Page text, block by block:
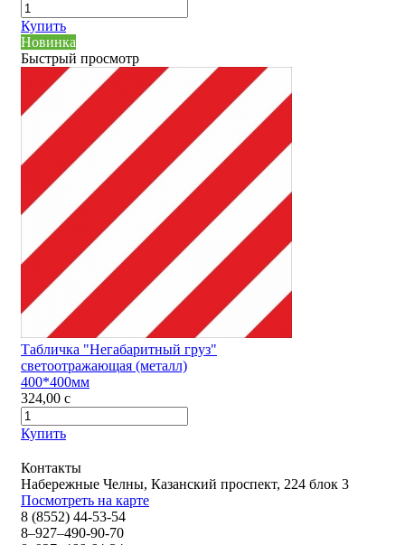
Купить
Новинка
Быстрый просмотр
Табличка "Негабаритный груз"
светоотражающая (металл)
400*400мм
324,00 c
Купить
Контакты
Набережные Челны, Казанский проспект, 224 блок 3
Посмотреть на карте
8 (8552) 44-53-54
8–927–490-90-70